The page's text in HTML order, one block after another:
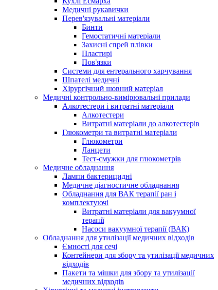
Медичні рукавички
Перев'язувальні матеріали
Бинти
Гемостатичні матеріали
Захисні спрей плівки
Пластирі
Пов'язки
Системи для ентерального харчування
Шпателі медичні
Хірургічний шовний матеріал
Медичні контрольно-вимірювальні прилади
Алкотестери і витратні матеріали
Алкотестери
Витратні матеріали до алкотестерів
Глюкометри та витратні матеріали
Глюкометри
Ланцети
Тест-смужки для глюкометрів
Медичне обладнання
Лампи бактерицидні
Медичне діагностичне обладнання
Обладнання для ВАК терапії ран і
комплектуючі
Витратні матеріали для вакуумної
терапії
Насоси вакуумної терапії (ВАК)
Обладнання для утилізації медичних відходів
Ємності для сечі
Контейнери для збору та утилізації медичних
відходів
Пакети та мішки для збору та утилізації
медичних відходів